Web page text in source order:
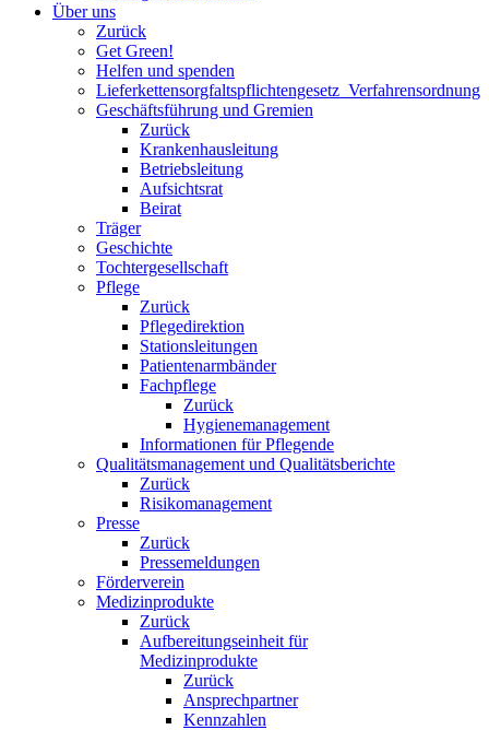
Über uns
Zurück
Get Green!
Helfen und spenden
Lieferkettensorgfaltspflichtengesetz_Verfahrensordnung
Geschäftsführung und Gremien
Zurück
Krankenhausleitung
Betriebsleitung
Aufsichtsrat
Beirat
Träger
Geschichte
Tochtergesellschaft
Pflege
Zurück
Pflegedirektion
Stationsleitungen
Patientenarmbänder
Fachpflege
Zurück
Hygienemanagement
Informationen für Pflegende
Qualitätsmanagement und Qualitätsberichte
Zurück
Risikomanagement
Presse
Zurück
Pressemeldungen
Förderverein
Medizinprodukte
Zurück
Aufbereitungseinheit für
Medizinprodukte
Zurück
Ansprechpartner
Kennzahlen